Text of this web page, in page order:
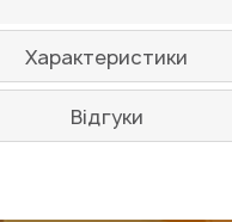
Характеристики
Відгуки